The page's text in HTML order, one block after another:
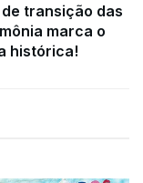
transição das
marca o
histórica!